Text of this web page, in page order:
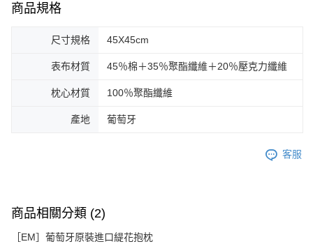
商品規格
尺寸規格 45X45cm
表布材質 45％棉＋35％聚酯纖維＋20％壓克力纖維
枕心材質 100％聚酯纖維
產地 葡萄牙
客服
商品相關分類 (2)
［EM］葡萄牙原裝進口緹花抱枕